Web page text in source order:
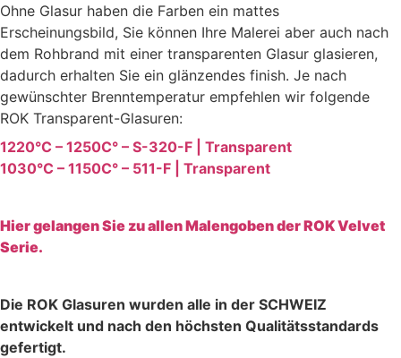
Ohne Glasur haben die Farben ein mattes
Erscheinungsbild, Sie können Ihre Malerei aber auch nach
dem Rohbrand mit einer transparenten Glasur glasieren,
dadurch erhalten Sie ein glänzendes finish. Je nach
gewünschter Brenntemperatur empfehlen wir folgende
ROK Transparent-Glasuren:
1220°C – 1250C° – S-320-F | Transparent
1030°C – 1150C° – 511-F | Transparent
Hier gelangen Sie zu allen Malengoben der ROK Velvet
Serie.
Die ROK Glasuren wurden alle in der SCHWEIZ
entwickelt und nach den höchsten Qualitätsstandards
gefertigt.